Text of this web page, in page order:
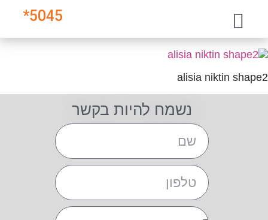
5045
*
alisia niktin shape2
נשמח להיות בקשר